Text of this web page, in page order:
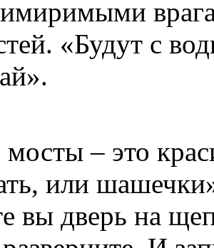
«Будут с
– это
или
вы дверь на